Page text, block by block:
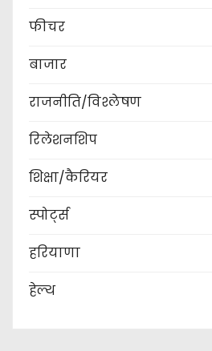
फीचर
बाजार
राजनीति/विश्लेषण
रिलेशनशिप
शिक्षा/कैरियर
स्पोर्ट्स
हरियाणा
हेल्थ